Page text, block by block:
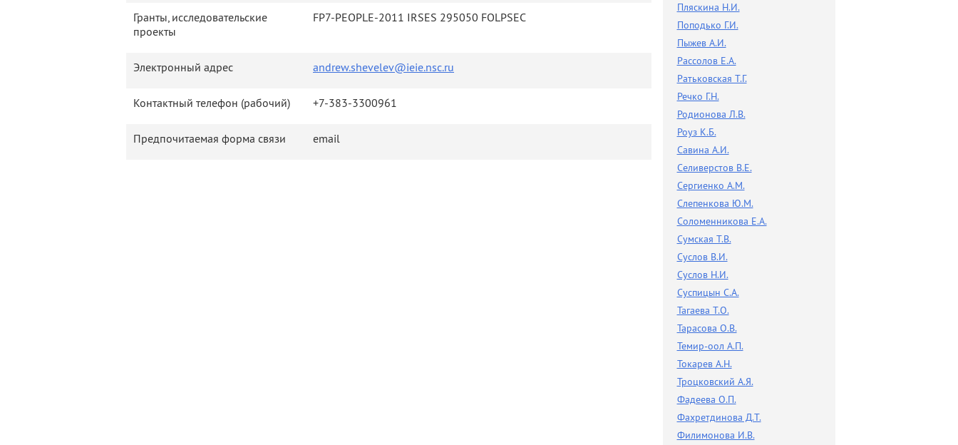
Гранты, исследовательские
проекты
FP7-PEOPLE-2011 IRSES 295050 FOLPSEC
Электронный адрес andrew.shevelev@ieie.nsc.ru
Контактный телефон (рабочий) +7-383-3300961
Предпочитаемая форма связи email
Пляскина Н.И.
Поподько Г.И.
Пыжев А.И.
Рассолов Е.А.
Ратьковская Т.Г.
Речко Г.Н.
Родионова Л.В.
Роуз К.Б.
Савина А.И.
Селиверстов В.Е.
Сергиенко А.М.
Слепенкова Ю.М.
Соломенникова Е.А.
Сумская Т.В.
Суслов В.И.
Суслов Н.И.
Суспицын С.А.
Тагаева Т.О.
Тарасова О.В.
Темир-оол А.П.
Токарев А.Н.
Троцковский А.Я.
Фадеева О.П.
Фахретдинова Д.Т.
Филимонова И.В.